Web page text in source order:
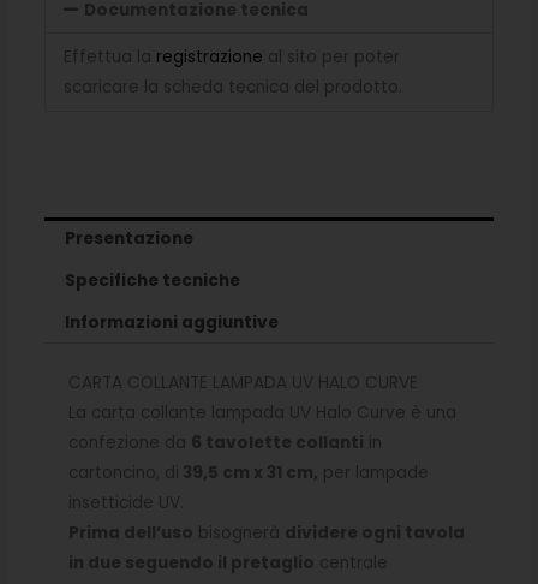
quantitàDocumentazione tecnica
Effettua la registrazione al sito per poter
scaricare la scheda tecnica del prodotto.
Presentazione
Specifiche tecniche
Informazioni aggiuntive
CARTA COLLANTE LAMPADA UV HALO CURVE
La carta collante lampada UV Halo Curve è una
confezione da 6 tavolette collanti in
cartoncino, di 39,5 cm x 31 cm, per lampade
insetticide UV.
Prima dell’uso bisognerà dividere ogni tavola
in due seguendo il pretaglio centrale